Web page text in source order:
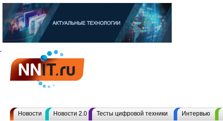
Новости Новости 2.0 Тесты цифровой техники Интервью